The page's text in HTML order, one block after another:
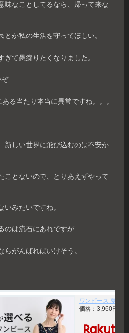
味なことしてるなら、帰って来な
とか私の生活を守ってほしい。
ぎて愚痴りたくなりました。
ぞ
る当たり本当に異常ですね。。。
新しい世界に飛び込むのは不安か
ことないので、とりあえずやって
いみたいですね。
のは流石にあれですが
らがんばればいけそう。
ワンピース 夏 半
価格：3,960円（